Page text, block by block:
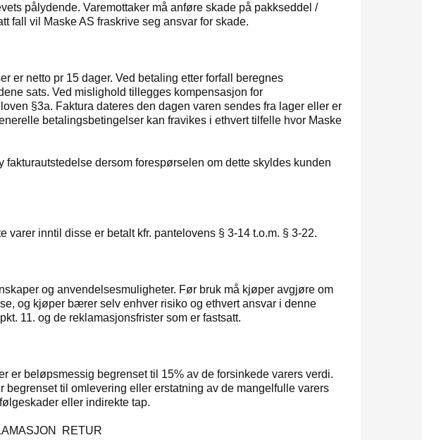
pålydende. Varemottaker må anføre skade på pakkseddel /
fall vil Maske AS fraskrive seg ansvar for skade.
er netto pr 15 dager. Ved betaling etter forfall beregnes
sats. Ved mislighold tillegges kompensasjon for
§3a. Faktura dateres den dagen varen sendes fra lager eller er
betalingsbetingelser kan fravikes i ethvert tilfelle hvor Maske
fakturautstedelse dersom forespørselen om dette skyldes kunden
varer inntil disse er betalt kfr. pantelovens § 3-14 t.o.m. § 3-22.
og anvendelsesmuligheter. Før bruk må kjøper avgjøre om
og kjøper bærer selv enhver risiko og ethvert ansvar i denne
11. og de reklamasjonsfrister som er fastsatt.
er beløpsmessig begrenset til 15% av de forsinkede varers verdi.
begrenset til omlevering eller erstatning av de mangelfulle varers
eller indirekte tap.
RETUR